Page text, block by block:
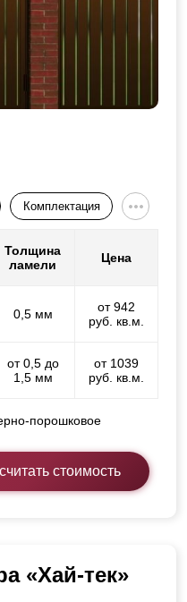
Комплектация
Толщина
ламели
Цена
0,5 мм
от 942
руб. кв.м.
от 0,5 до
1,5 мм
от 1039
руб. кв.м.
порошковое
стоимость
«Хай-тек»